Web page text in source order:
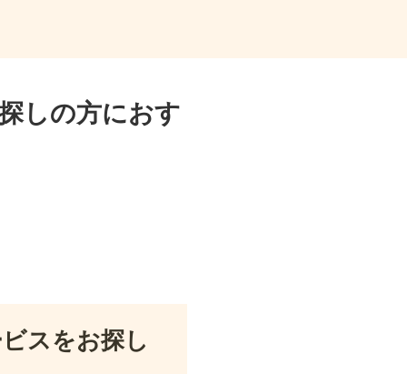
しの方におす
スをお探し